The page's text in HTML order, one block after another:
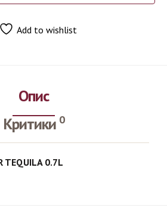
Add to wishlist
Опис
Критики 0
TEQUILA 0.7L